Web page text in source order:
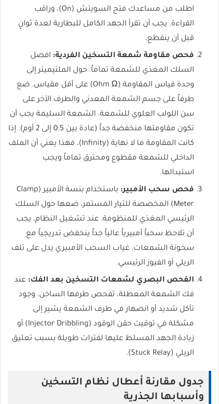
اطلب من مساعدك فتح السويتش (On)، وراقب
القراءة. يجب أن تقرأ الجهد الكامل للبطارية لعدة ثوانٍ
قبل أن ينقطع.
فحص مقاومة شمعة التسخين الفردية: افصل
السلك المغذي للشمعة تماماً. حول الملتيميتر إلى
وحدة قياس المقاومة (Ohm Ω) على أقل مقياس. ضع
طرفاً على جسم الشمعة المعدني والطرف الآخر على
سن اللولب العلوي للشمعة. الشمعة السليمة يجب أن
تكون مقاومتها منخفضة جداً (عادة بين 0.5 إلى 2 أوم). إذا
كانت المقاومة ما لا نهاية (Infinity)، فهذا يعني أن الملف
الداخلي للشمعة مقطوع ومحترق تماماً ويجب
استبدالها.
فحص سحب الأمبير:
باستخدام بنسة الأمبير (Clamp
Meter) المخصصة للتيار المستمر، ضعها حول السلك
الرئيسي المغذي للمنظومة. عند تشغيل النظام، يجب
أن تلاحظ سحباً أمبيرياً عالياً جداً ينخفض تدريجياً مع
سخونة الشمعات. غياب السحب الأمبيري يدل على تلف
الريلي أو الفيوز الرئيسي.
الفحص البصري لشمعات التسخين بعد الفك: عند
فك الشمعة المعطلة، تفحص طرفها الساخن. وجود
تآكل شديد أو انصهار في طرف الشمعة يشير إلى
مشكلة في توقيت حقن الوقود (Injector Dribbling) أو
زيادة الجهد المسلط عليها لفترات طويلة بسبب تعليق
الريلي (Stuck Relay).
جدول مقارنة أعطال نظام التسخين
وأسبابها الجذرية